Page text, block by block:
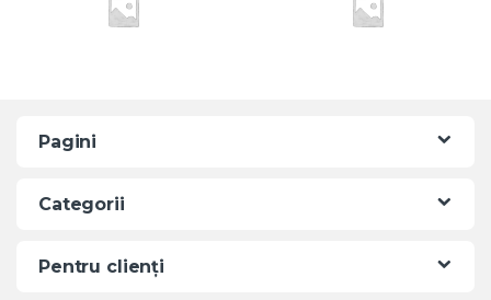
Pagini
Categorii
Pentru clienți